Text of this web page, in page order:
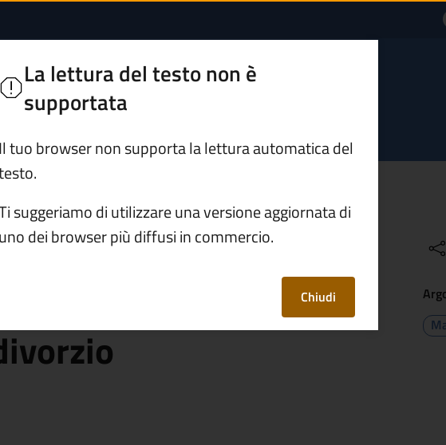
figli minorenni
Servizi Vivere Marone
e stato civile
figli
ricorrere alla
La lettura del testo non è
supportata
Il tuo browser non supporta la lettura automatica del
suggeriamo di utilizzare una versione aggiornata di
uno dei browser più diffusi in commercio.
Chiudi